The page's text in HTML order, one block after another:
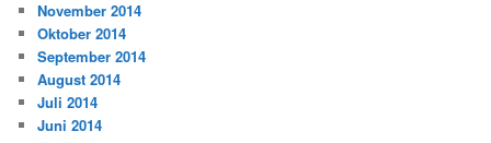
November 2014
Oktober 2014
September 2014
August 2014
Juli 2014
Juni 2014